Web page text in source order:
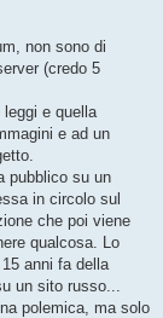
non sono di
(credo 5
e quella
e ad un
pubblico su un
in circolo sul
che poi viene
qualcosa. Lo
anni fa della
un sito russo...
polemica, ma solo